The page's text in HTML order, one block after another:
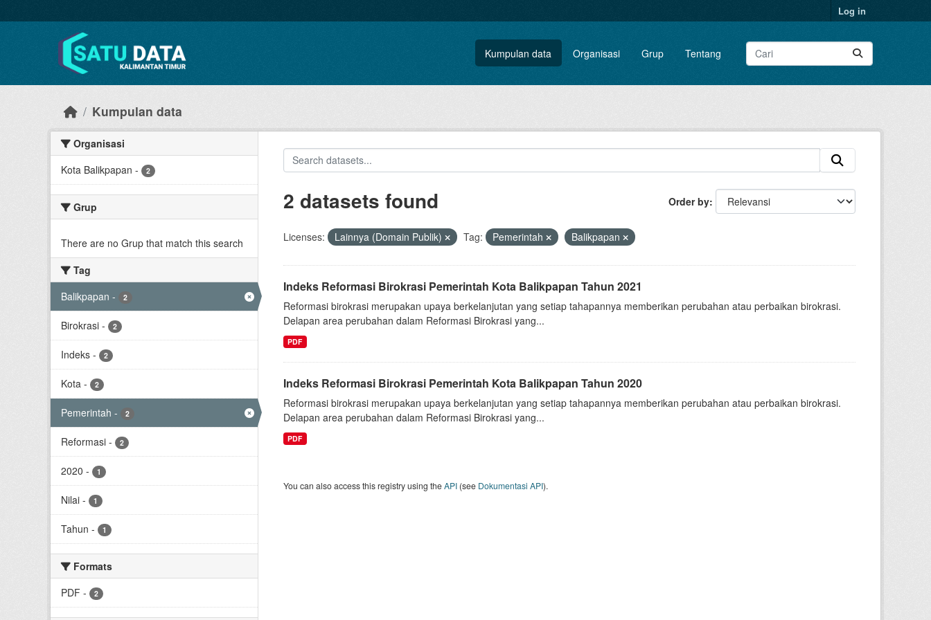
Log in
Kumpulan data Organisasi Grup Tentang
Kumpulan data
Organisasi
Kota Balikpapan - 2
Grup
There are no Grup that match this search
Tag
Balikpapan - 2
Birokrasi - 2
Indeks - 2
Kota - 2
Pemerintah - 2
Reformasi - 2
2020 - 1
Nilai - 1
Tahun - 1
Formats
PDF - 2
Order by
2 datasets found
Licenses: Lainnya (Domain Publik) Tag: Pemerintah Balikpapan
Indeks Reformasi Birokrasi Pemerintah Kota Balikpapan Tahun 2021
Reformasi birokrasi merupakan upaya berkelanjutan yang setiap tahapannya memberikan perubahan atau perbaikan birokrasi.
Delapan area perubahan dalam Reformasi Birokrasi yang...
PDF
Indeks Reformasi Birokrasi Pemerintah Kota Balikpapan Tahun 2020
Reformasi birokrasi merupakan upaya berkelanjutan yang setiap tahapannya memberikan perubahan atau perbaikan birokrasi.
Delapan area perubahan dalam Reformasi Birokrasi yang...
PDF
You can also access this registry using theAPI(see Dokumentasi API).